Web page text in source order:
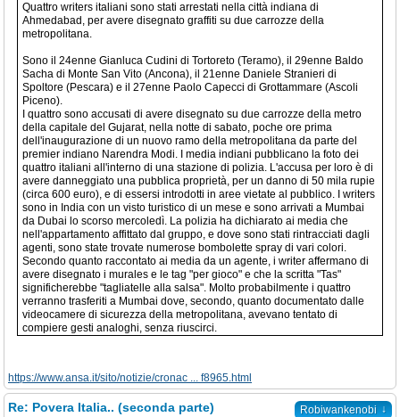
Quattro writers italiani sono stati arrestati nella città indiana di
Ahmedabad, per avere disegnato graffiti su due carrozze della
metropolitana.
Sono il 24enne Gianluca Cudini di Tortoreto (Teramo), il 29enne Baldo
Sacha di Monte San Vito (Ancona), il 21enne Daniele Stranieri di
Spoltore (Pescara) e il 27enne Paolo Capecci di Grottammare (Ascoli
Piceno).
I quattro sono accusati di avere disegnato su due carrozze della metro
della capitale del Gujarat, nella notte di sabato, poche ore prima
dell'inaugurazione di un nuovo ramo della metropolitana da parte del
premier indiano Narendra Modi. I media indiani pubblicano la foto dei
quattro italiani all'interno di una stazione di polizia. L'accusa per loro è di
avere danneggiato una pubblica proprietà, per un danno di 50 mila rupie
(circa 600 euro), e di essersi introdotti in aree vietate al pubblico. I writers
sono in India con un visto turistico di un mese e sono arrivati a Mumbai
da Dubai lo scorso mercoledì. La polizia ha dichiarato ai media che
nell'appartamento affittato dal gruppo, e dove sono stati rintracciati dagli
agenti, sono state trovate numerose bombolette spray di vari colori.
Secondo quanto raccontato ai media da un agente, i writer affermano di
avere disegnato i murales e le tag "per gioco" e che la scritta "Tas"
significherebbe "tagliatelle alla salsa". Molto probabilmente i quattro
verranno trasferiti a Mumbai dove, secondo, quanto documentato dalle
videocamere di sicurezza della metropolitana, avevano tentato di
compiere gesti analoghi, senza riuscirci.
https://www.ansa.it/sito/notizie/cronac ... f8965.html
Robiwankenobi ↓
Re: Povera Italia.. (seconda parte)